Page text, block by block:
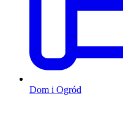
Dom i Ogród